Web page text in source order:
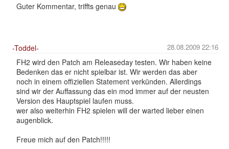
Guter Kommentar, triffts genau
28.08.2009 22:16
-Toddel-
FH2 wird den Patch am Releaseday testen. Wir haben keine
Bedenken das er nicht spielbar ist. Wir werden das aber
noch in einem offiziellen Statement verkünden. Allerdings
sind wir der Auffassung das ein mod immer auf der neusten
Version des Hauptspiel laufen muss.
wer also weiterhin FH2 spielen will der warted lieber einen
augenblick.
Freue mich auf den Patch!!!!!